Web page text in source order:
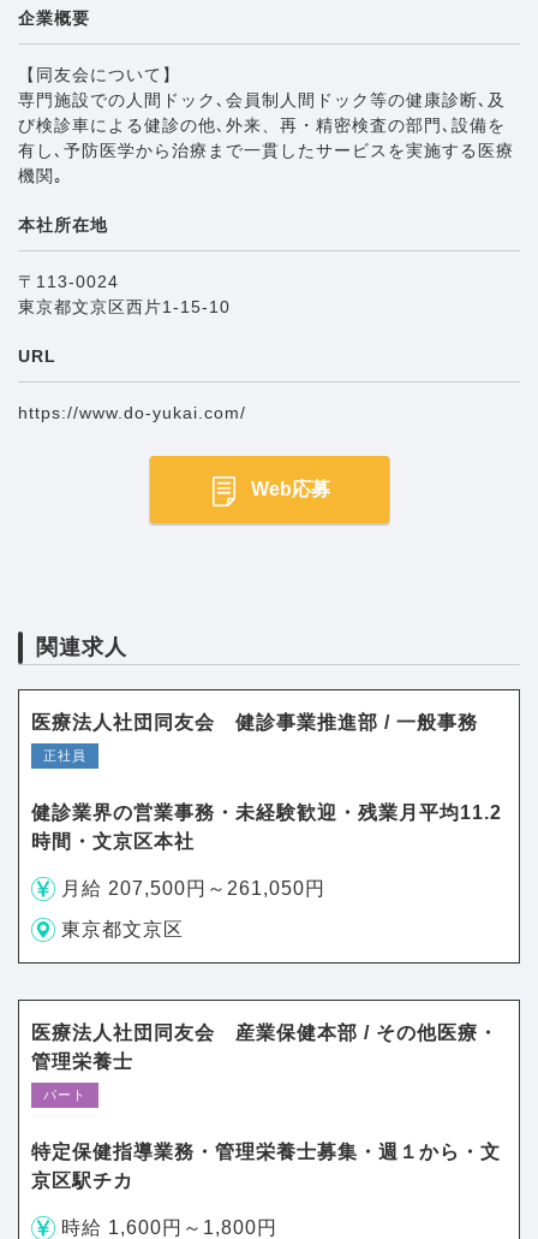
企業概要
【同友会について】
専門施設での人間ドック､会員制人間ドック等の健康診断､及
び検診車による健診の他､外来、再・精密検査の部門､設備を
有し､予防医学から治療まで一貫したサービスを実施する医療
機関｡
本社所在地
〒113-0024
東京都文京区西片1-15-10
URL
https://www.do-yukai.com/
Web応募
関連求人
医療法人社団同友会 健診事業推進部 / 一般事務
正社員
健診業界の営業事務・未経験歓迎・残業月平均11.2
時間・文京区本社
月給 207,500円～261,050円
東京都文京区
医療法人社団同友会 産業保健本部 / その他医療・
管理栄養士
パート
特定保健指導業務・管理栄養士募集・週１から・文
京区駅チカ
時給 1,600円～1,800円